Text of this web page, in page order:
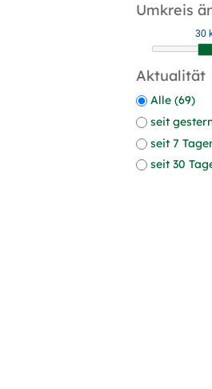
Umkreis
30
Aktualität
Alle (69)
seit
seit 7
seit 30